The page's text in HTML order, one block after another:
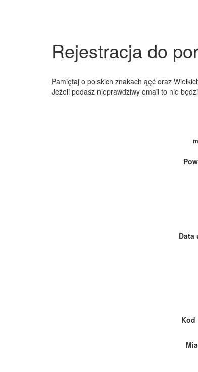
Rejestracja do
Pamiętaj o polskich znakach ąęć oraz
Jeżeli podasz nieprawdziwy email to nie
Data
Kod